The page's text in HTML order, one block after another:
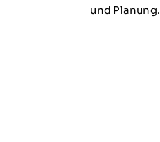
und Planung.